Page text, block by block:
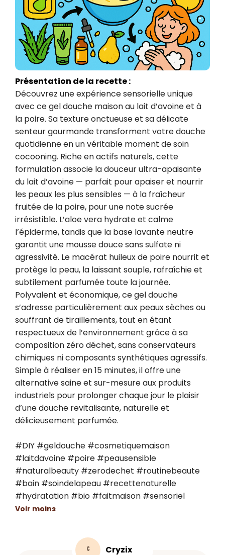
Présentation de la recette :
Découvrez une expérience sensorielle unique
avec ce gel douche maison au lait d’avoine et à
la poire. Sa texture onctueuse et sa délicate
senteur gourmande transforment votre douche
quotidienne en un véritable moment de soin
cocooning. Riche en actifs naturels, cette
formulation associe la douceur ultra-apaisante
du lait d’avoine — parfait pour apaiser et nourrir
les peaux les plus sensibles — à la fraîcheur
fruitée de la poire, pour une note sucrée
irrésistible. L’aloe vera hydrate et calme
l’épiderme, tandis que la base lavante neutre
garantit une mousse douce sans sulfate ni
agressivité. Le macérat huileux de poire nourrit et
protège la peau, la laissant souple, rafraîchie et
subtilement parfumée toute la journée.
Polyvalent et économique, ce gel douche
s’adresse particulièrement aux peaux sèches ou
souffrant de tiraillements, tout en étant
respectueux de l’environnement grâce à sa
composition zéro déchet, sans conservateurs
chimiques ni composants synthétiques agressifs.
Simple à réaliser en 15 minutes, il offre une
alternative saine et sur-mesure aux produits
industriels pour prolonger chaque jour le plaisir
d’une douche revitalisante, naturelle et
délicieusement parfumée.
#DIY #geldouche #cosmetiquemaison
#laitdavoine #poire #peausensible
#naturalbeauty #zerodechet #routinebeaute
#bain #soindelapeau #recettenaturelle
#hydratation #bio #faitmaison #sensoriel
Voir moins
C Cryzix